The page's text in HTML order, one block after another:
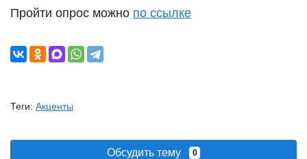
Пройти опрос можно по ссылке
Теги: Акценты
Обсудить тему 0